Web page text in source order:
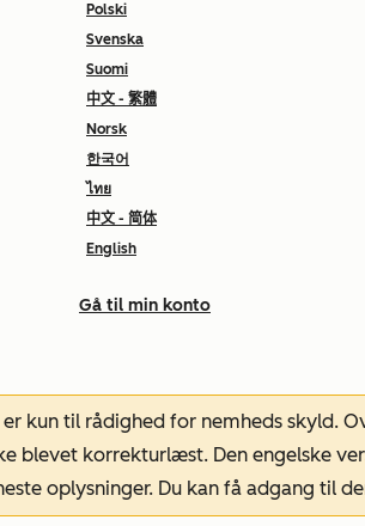
Polski
Svenska
Suomi
中文 - 繁體
Norsk
한국어
ไทย
中文 - 简体
English
Gå til min konto
kun til rådighed for nemheds skyld.
blevet korrekturlæst. Den engelske
oplysninger. Du kan få adgang til